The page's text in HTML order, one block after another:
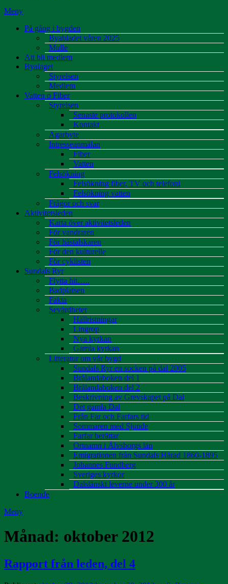
Meny
På gång i bygden
Byabladet våren 2025
Mulle
Att bli medlem
Byalaget
Styrelsen
Medlem
Vatten o Fiber
Styrelsen
Senaste protokollen
Kontakt
Ägarbyte
Intresseanmälan
Fiber
Vatten
Felsökning
Felsökning fiber, TV och telefoni
Felsökning vatten
Frågor och svar
Aktivitetsleden
Karta över aktivitetsleden
För vandraren
För hästälskaren
För den kulturelle
För cyklisten
Sundals Ryr
Flytta hit…..
Badplatsen
Fakta
Sevärdheter
Hällristningar
Lingrop
Nya kyrkan
Gamla kyrkan
Litteratur om vår bygd
Sundals Ryr en socken på dal 2005
Brålandaboken del 1
Brålandaboken del 2
Beskrivning av Grevskapet på Dal
Det gamla Dal
Från Far och Farfars tid
Sommaren med Sjunde
Farfar berättar
Ortnamn i Älvsborgs län
Emigrationen från Sundals Härad 1860-1895
Johannes Fundberg
Sveriges kyrkor
Dalslänskt leverne under 300 år
Boende
Meny
Månad: oktober 2012
Rapport från leden, del 4